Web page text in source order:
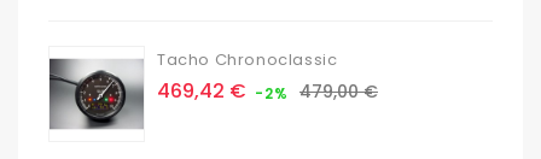
Tacho Chronoclassic
Prix
469,42 € -2% Prix
479,00 €